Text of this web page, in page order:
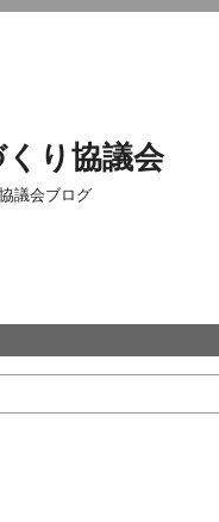
り協議会
議会ブログ